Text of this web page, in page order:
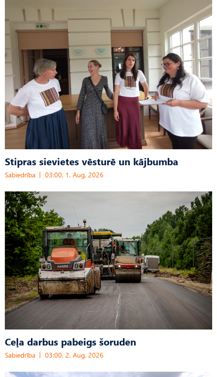
Stipras sievietes vēsturē un kājbumba
Sabiedrība 03:00, 1. Aug, 2026
Ceļa darbus pabeigs šoruden
Sabiedrība 03:00, 2. Aug, 2026